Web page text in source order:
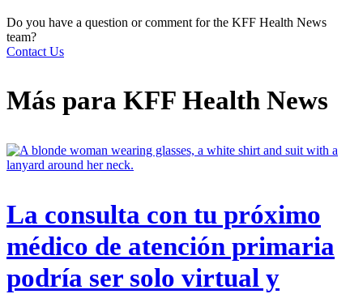
Do you have a question or comment for the KFF Health News
team?
Contact Us
Más para KFF Health News
La consulta con tu próximo
médico de atención primaria
podría ser solo virtual y